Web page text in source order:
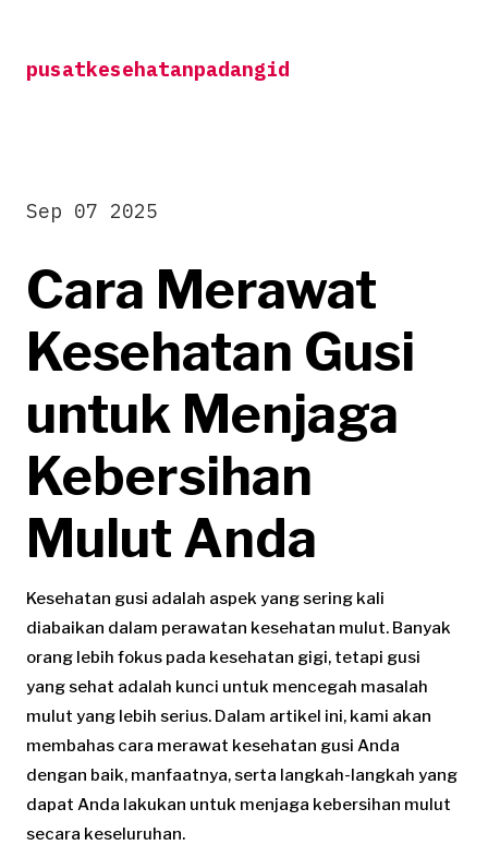
contentpusatkesehatanpadangid
Cara Merawat
Kesehatan Gusi
untuk Menjaga
Kebersihan
Mulut Anda
Sep 07 2025
Kesehatan gusi adalah aspek yang sering kali
diabaikan dalam perawatan kesehatan mulut. Banyak
orang lebih fokus pada kesehatan gigi, tetapi gusi
yang sehat adalah kunci untuk mencegah masalah
mulut yang lebih serius. Dalam artikel ini, kami akan
membahas cara merawat kesehatan gusi Anda
dengan baik, manfaatnya, serta langkah-langkah yang
dapat Anda lakukan untuk menjaga kebersihan mulut
secara keseluruhan.